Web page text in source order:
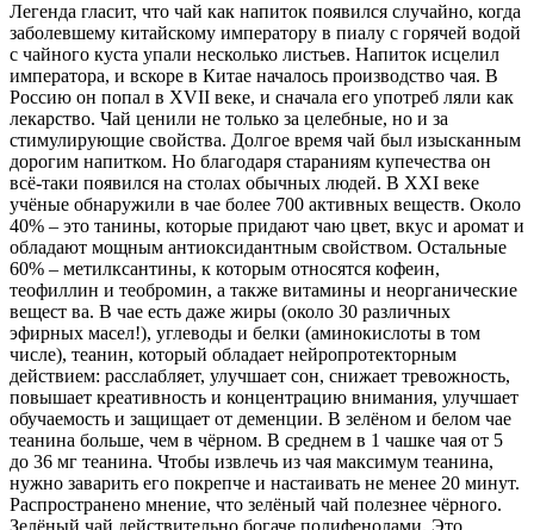
Легенда гласит, что чай как напиток появился случайно, когда
заболевшему китайскому императору в пиалу с горячей водой
с чайного куста упали несколько листьев. Напиток исцелил
императора, и вскоре в Китае началось производство чая. В
Россию он попал в XVII веке, и сначала его употреб ляли как
лекарство. Чай ценили не только за целебные, но и за
стимулирующие свойства. Долгое время чай был изысканным
дорогим напитком. Но благодаря стараниям купечества он
всё-таки появился на столах обычных людей. В XXI веке
учёные обнаружили в чае более 700 активных веществ. Около
40% – это танины, которые придают чаю цвет, вкус и аромат и
обладают мощным антиоксидантным свойством. Остальные
60% – метилксантины, к которым относятся кофеин,
теофиллин и теобромин, а также витамины и неорганические
вещест ва. В чае есть даже жиры (около 30 различных
эфирных масел!), углеводы и белки (аминокислоты в том
числе), теанин, который обладает нейропротекторным
действием: расслабляет, улучшает сон, снижает тревожность,
повышает креативность и концентрацию внимания, улучшает
обучаемость и защищает от деменции. В зелёном и белом чае
теанина больше, чем в чёрном. В среднем в 1 чашке чая от 5
до 36 мг теанина. Чтобы извлечь из чая максимум теанина,
нужно заварить его покрепче и настаивать не менее 20 минут.
Распространено мнение, что зелёный чай полезнее чёрного.